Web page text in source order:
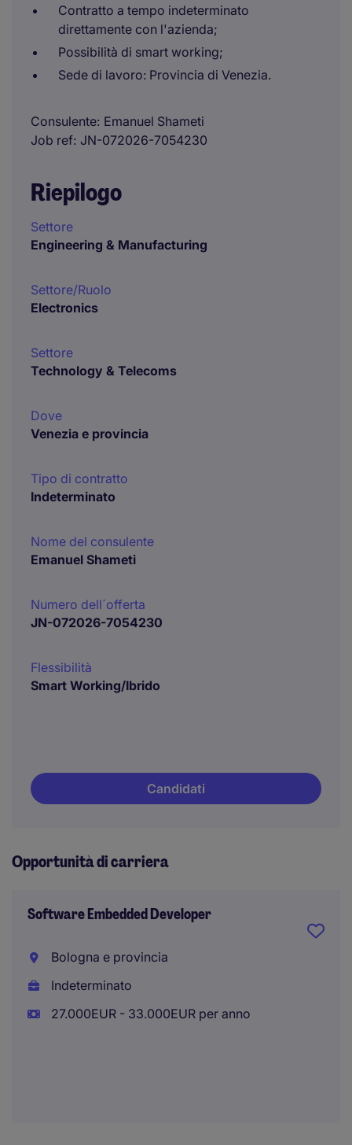
Contratto a tempo indeterminato
direttamente con l'azienda;
Possibilità di smart working;
Sede di lavoro: Provincia di Venezia.
Consulente Emanuel Shameti
Job ref JN-072026-7054230
Riepilogo
Settore
Engineering & Manufacturing
Settore/Ruolo
Electronics
Settore
Technology & Telecoms
Dove
Venezia e provincia
Tipo di contratto
Indeterminato
Nome del consulente
Emanuel Shameti
Numero dell´offerta
JN-072026-7054230
Flessibilità
Smart Working/Ibrido
Candidati
Opportunità di carriera
Software Embedded Developer
Bologna e provincia
Indeterminato
27.000EUR - 33.000EUR per anno